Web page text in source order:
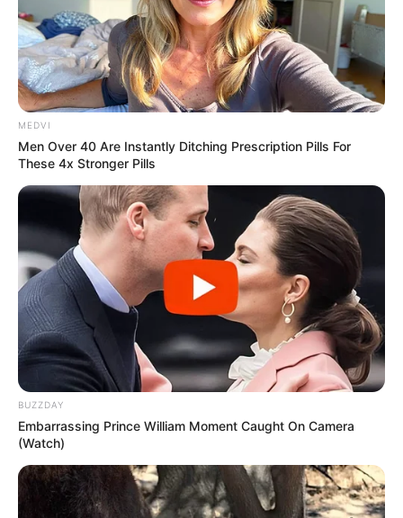
TAGS
ΠΑΛΙΑ ΓΕΦΥΡΑ ΧΑΛΚΙΔΑΣ
ΧΑΛΚΙΔΑ ΝΕΑ
ΤΑΥΤΟΤΗΤΑ ΚΑΙ ΕΠΙΚΟΙΝΩΝΙΑ ΟΡΟΙ ΧΡΗΣΗΣ
MEDVI
Men Over 40 Are Instantly Ditching Prescription Pills For
These 4x Stronger Pills
BUZZDAY
Embarrassing Prince William Moment Caught On Camera
(Watch)